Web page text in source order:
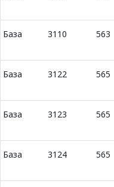
База 3110 563
База 3122 565
База 3123 565
База 3124 565